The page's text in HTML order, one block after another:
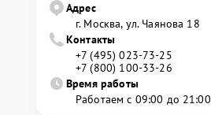
Адрес
г. Москва, ул. Чаянова 18
Контакты
+7 (495) 023-73-25
+7 (800) 100-33-26
Время работы
Работаем с 09:00 до 21:00